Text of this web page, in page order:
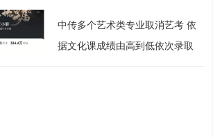
中传多个艺术类专业取消艺考 依
据文化课成绩由高到低依次录取